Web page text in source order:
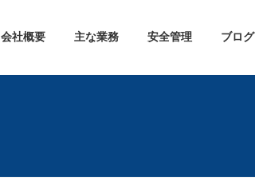
会社概要 主な業務 安全管理 ブログ